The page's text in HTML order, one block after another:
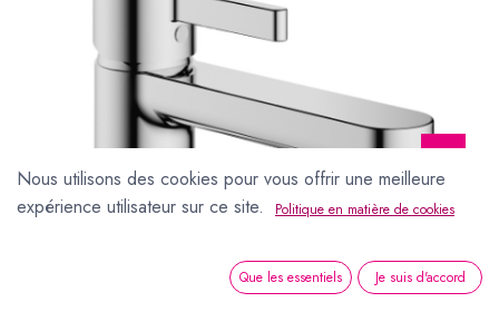
Nous utilisons des cookies pour vous offrir une meilleure
expérience utilisateur sur ce site.
Politique en matière de cookies
Que les essentiels Je suis d'accord